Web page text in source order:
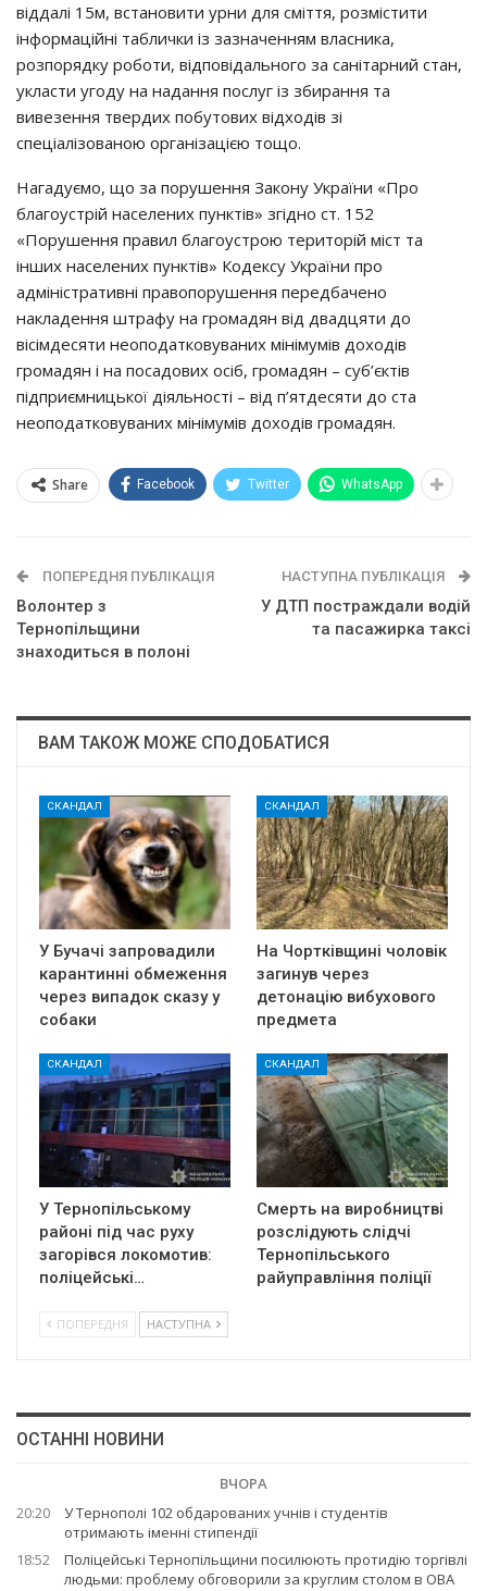
віддалі 15м, встановити урни для сміття, розмістити
інформаційні таблички із зазначенням власника,
розпорядку роботи, відповідального за санітарний стан,
укласти угоду на надання послуг із збирання та
вивезення твердих побутових відходів зі
спеціалізованою організацією тощо.
Нагадуємо, що за порушення Закону України «Про
благоустрій населених пунктів» згідно ст. 152
«Порушення правил благоустрою територій міст та
інших населених пунктів» Кодексу України про
адміністративні правопорушення передбачено
накладення штрафу на громадян від двадцяти до
вісімдесяти неоподатковуваних мінімумів доходів
громадян і на посадових осіб, громадян – суб’єктів
підприємницької діяльності – від п’ятдесяти до ста
неоподатковуваних мінімумів доходів громадян.
Share Facebook Twitter WhatsApp
ПОПЕРЕДНЯ ПУБЛІКАЦІЯ
Волонтер з
Тернопільщини
знаходиться в полоні
НАСТУПНА ПУБЛІКАЦІЯ
У ДТП постраждали водій
та пасажирка таксі
ВАМ ТАКОЖ МОЖЕ СПОДОБАТИСЯ
СКАНДАЛ
У Бучачі запровадили
карантинні обмеження
через випадок сказу у
собаки
СКАНДАЛ
На Чортківщині чоловік
загинув через
детонацію вибухового
предмета
СКАНДАЛ
У Тернопільському
районі під час руху
загорівся локомотив:
поліцейські…
СКАНДАЛ
Смерть на виробництві
розслідують слідчі
Тернопільського
райуправління поліції
ПОПЕРЕДНЯ НАСТУПНА
ОСТАННІ НОВИНИ
ВЧОРА
20:20
У Тернополі 102 обдарованих учнів і студентів
отримають іменні стипендії
18:52
Поліцейські Тернопільщини посилюють протидію торгівлі
людьми: проблему обговорили за круглим столом в ОВА